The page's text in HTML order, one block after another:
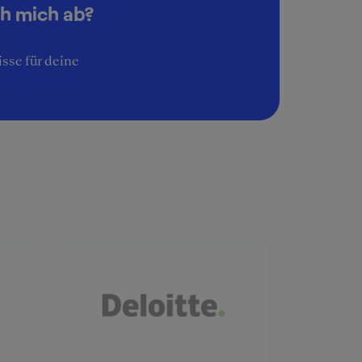
mich ab?
für deine